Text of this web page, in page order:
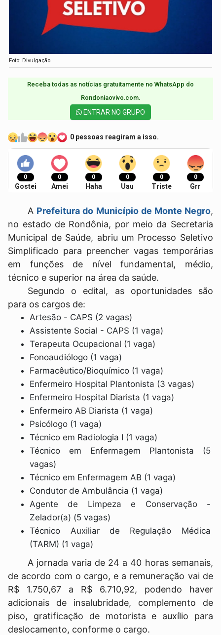
Foto: Divulgação
Receba todas as notícias gratuitamente no WhatsApp do
Rondoniaovivo.com.​
ENTRAR NO GRUPO
0 pessoas reagiram a isso.
0
Gostei
0
Amei
0
Haha
0
Uau
0
Triste
0
Grr
A Prefeitura do Município de Monte Negro,
no estado de Rondônia, por meio da Secretaria
Municipal de Saúde, abriu um Processo Seletivo
Simplificado para preencher vagas temporárias
em funções de nível fundamental, médio,
técnico e superior na área da saúde.
Segundo o edital, as oportunidades são
para os cargos de:
Artesão - CAPS (2 vagas)
Assistente Social - CAPS (1 vaga)
Terapeuta Ocupacional (1 vaga)
Fonoaudiólogo (1 vaga)
Farmacêutico/Bioquímico (1 vaga)
Enfermeiro Hospital Plantonista (3 vagas)
Enfermeiro Hospital Diarista (1 vaga)
Enfermeiro AB Diarista (1 vaga)
Psicólogo (1 vaga)
Técnico em Radiologia I (1 vaga)
Técnico em Enfermagem Plantonista (5
vagas)
Técnico em Enfermagem AB (1 vaga)
Condutor de Ambulância (1 vaga)
Agente de Limpeza e Conservação -
Zelador(a) (5 vagas)
Técnico Auxiliar de Regulação Médica
(TARM) (1 vaga)
A jornada varia de 24 a 40 horas semanais,
de acordo com o cargo, e a remuneração vai de
R$ 1.750,67 a R$ 6.710,92, podendo haver
adicionais de insalubridade, complemento de
piso, gratificação de motorista e auxílio para
deslocamento, conforme o cargo.